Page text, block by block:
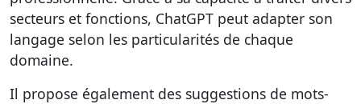
secteurs et fonctions, ChatGPT peut adapter son
langage selon les particularités de chaque
domaine.
Il propose également des suggestions de mots-